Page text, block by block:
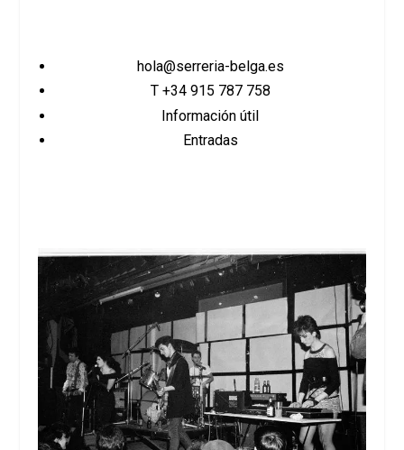
hola@serreria-belga.es
T +34 915 787 758
Información útil
Entradas